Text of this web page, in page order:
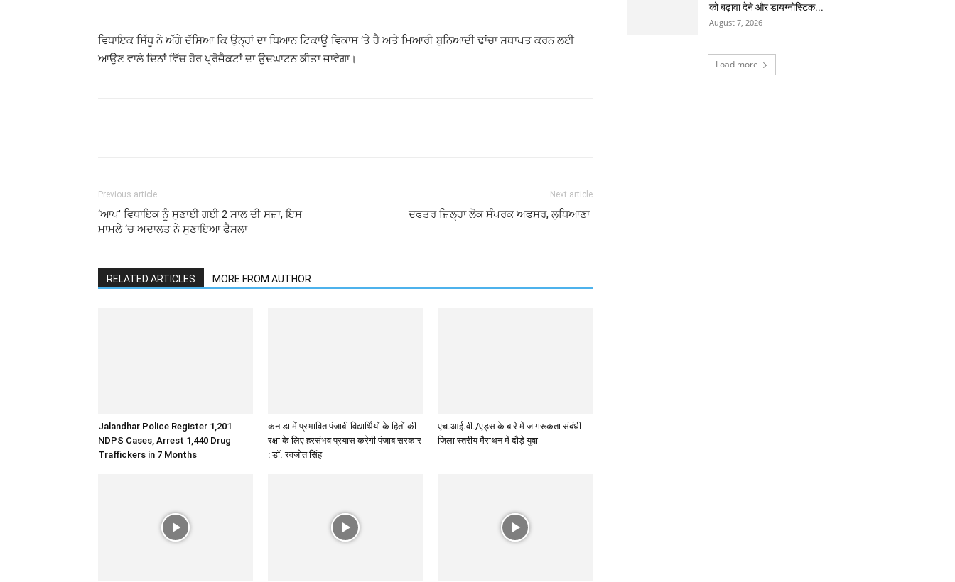
ਵਿਧਾਇਕ ਸਿੱਧੂ ਨੇ ਅੱਗੇ ਦੱਸਿਆ ਕਿ ਉਨ੍ਹਾਂ ਦਾ ਧਿਆਨ ਟਿਕਾਊ ਵਿਕਾਸ ‘ਤੇ ਹੈ ਅਤੇ ਮਿਆਰੀ ਬੁਨਿਆਦੀ ਢਾਂਚਾ ਸਥਾਪਤ ਕਰਨ ਲਈ
ਆਉਣ ਵਾਲੇ ਦਿਨਾਂ ਵਿੱਚ ਹੋਰ ਪ੍ਰੋਜੈਕਟਾਂ ਦਾ ਉਦਘਾਟਨ ਕੀਤਾ ਜਾਵੇਗਾ।
Previous article
‘ਆਪ’ ਵਿਧਾਇਕ ਨੂੰ ਸੁਣਾਈ ਗਈ 2 ਸਾਲ ਦੀ ਸਜ਼ਾ, ਇਸ
ਮਾਮਲੇ ‘ਚ ਅਦਾਲਤ ਨੇ ਸੁਣਾਇਆ ਫੈਸਲਾ
Next article
ਦਫਤਰ ਜ਼ਿਲ੍ਹਾ ਲੋਕ ਸੰਪਰਕ ਅਫਸਰ, ਲੁਧਿਆਣਾ
RELATED ARTICLES MORE FROM AUTHOR
Jalandhar Police Register 1,201
NDPS Cases, Arrest 1,440 Drug
Traffickers in 7 Months
कनाडा में प्रभावित पंजाबी विद्यार्थियों के हितों की
रक्षा के लिए हरसंभव प्रयास करेगी पंजाब सरकार
: डॉ. रवजोत सिंह
एच.आई.वी./एड्स के बारे में जागरूकता संबंधी
जिला स्तरीय मैराथन में दौड़े युवा
को बढ़ावा देने और डायग्नोस्टिक...
August 7, 2026
Load more